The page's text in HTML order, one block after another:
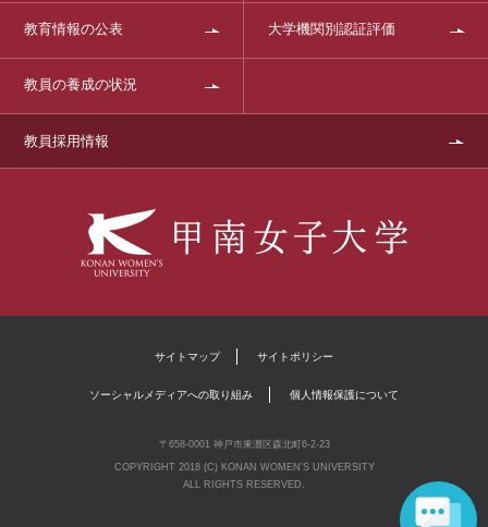
教育情報の公表 大学機関別認証評価
教員の養成の状況
教員採用情報
サイトマップ サイトポリシー
ソーシャルメディアへの取り組み 個人情報保護について
〒658-0001 神戸市東灘区森北町6-2-23
COPYRIGHT 2018 (C) KONAN WOMEN'S UNIVERSITY
ALL RIGHTS RESERVED.